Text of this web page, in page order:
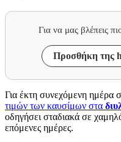
Για να μας βλέπεις
Προσθήκη της
Για έκτη συνεχόμενη ημέρα
τιμών των καυσίμων στα
οδηγήσει σταδιακά σε
επόμενες ημέρες.